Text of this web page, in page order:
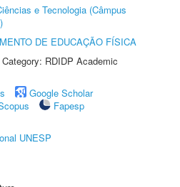
e Tecnologia (Câmpus
DE EDUCAÇÃO FÍSICA
RDIDP Academic
Google Scholar
Fapesp
UNESP